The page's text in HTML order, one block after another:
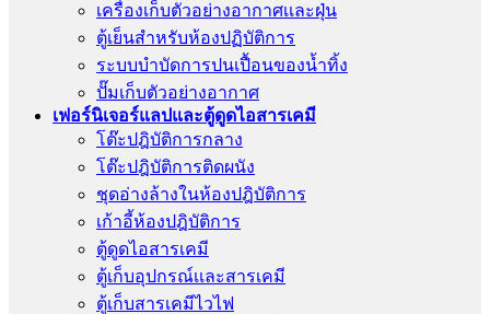
เครื่องเก็บตัวอย่างอากาศเเละฝุ่น
ตู้เย็นสำหรับห้องปฏิบัติการ
ระบบบำบัดการปนเปื้อนของน้ำทิ้ง
ปั๊มเก็บตัวอย่างอากาศ
เฟอร์นิเจอร์แลปและตู้ดูดไอสารเคมี
โต๊ะปฎิบัติการกลาง
โต๊ะปฎิบัติการติดผนัง
ชุดอ่างล้างในห้องปฎิบัติการ
เก้าอี้ห้องปฎิบัติการ
ตู้ดูดไอสารเคมี
ตู้เก็บอุปกรณ์เเละสารเคมี
ตู้เก็บสารเคมีไวไฟ